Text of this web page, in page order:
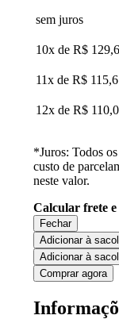
sem juros
10x de R$
11x de R$
12x de R$
*Juros: Todos
custo de
neste valor.
Calcular frete
Fechar
Adicionar à
Adicionar à
Comprar agora